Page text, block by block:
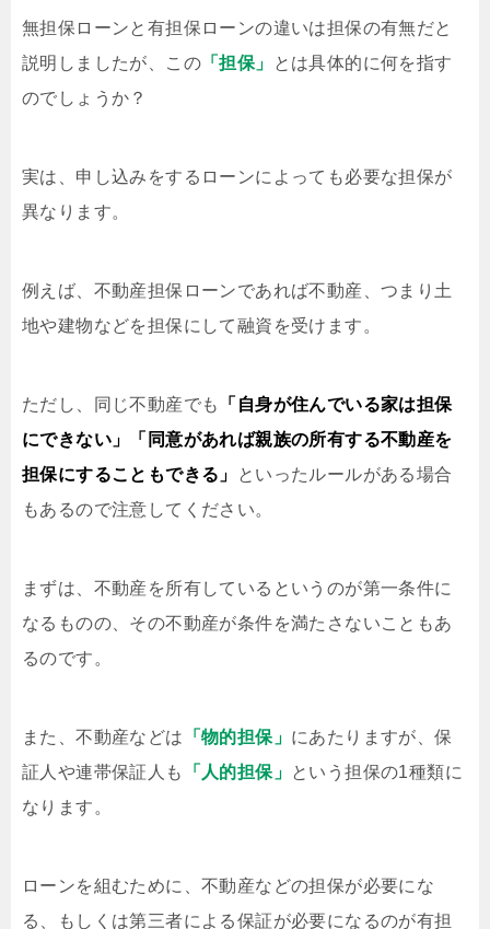
無担保ローンと有担保ローンの違いは担保の有無だと
説明しましたが、この 「担保」
とは具体的に何を指す
のでしょうか？
実は、申し込みをするローンによっても必要な担保が
異なります。
例えば、不動産担保ローンであれば不動産、つまり土
地や建物などを担保にして融資を受けます。
ただし、同じ不動産でも
「自身が住んでいる家は担保
にできない」「同意があれば親族の所有する不動産を
担保にすることもできる」
といったルールがある場合
もあるので注意してください。
まずは、不動産を所有しているというのが第一条件に
なるものの、その不動産が条件を満たさないこともあ
るのです。
また、不動産などは 「物的担保」 にあたりますが、保
証人や連帯保証人も
「人的担保」 という担保の1種類に
なります。
ローンを組むために、不動産などの担保が必要にな
る、もしくは第三者による保証が必要になるのが有担